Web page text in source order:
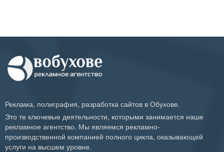
Реклама, полиграфия, разработка сайтов в Обухове.
Это те ключевые деятельности, которыми занимается наше
рекламное агентство. Мы являемся рекламно-
производственной компанией полного цикла, оказывающей
услуги на высшем уровне.